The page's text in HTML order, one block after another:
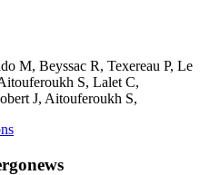
M, Beyssac R, Texereau P, Le
S, Lalet C,
J, Aitouferoukh S,